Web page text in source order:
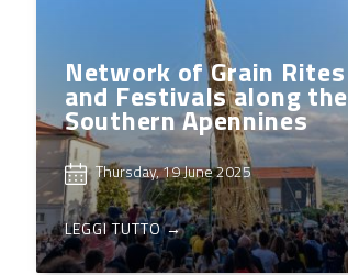
Network of Grain Rites
and Festivals along the
Southern Apennines
Thursday, 19 June 2025
LEGGI TUTTO →